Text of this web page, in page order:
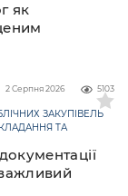
як
5103
2 Серпня 2026
ЗАКУПІВЕЛЬ
ТА